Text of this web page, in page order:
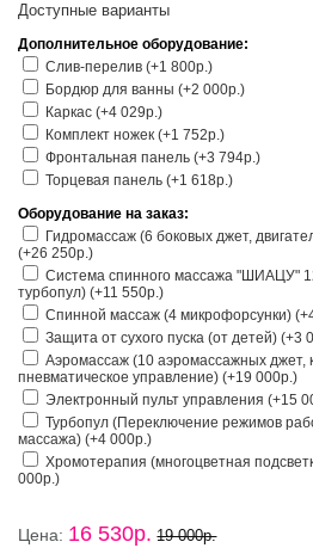
Доступные варианты
Дополнительное оборудование:
Слив-перелив (+1 800р.)
Бордюр для ванны (+2 000р.)
Каркас (+4 029р.)
Комплект ножек (+1 752р.)
Фронтальная панель (+3 794р.)
Торцевая панель (+1 618р.)
Оборудование на заказ:
Гидромассаж (6 боковых джет,
(+26 250р.)
Система спинного массажа "ШИАЦУ"
турбопул) (+11 550р.)
Спинной массаж (4 микрофорсунки)
Защита от сухого пуска (от детей) (+3
Аэромассаж (10 аэромассажных джет,
пневматическое управление) (+19 000р.)
Электронный пульт управления (+15
Турбопул (Переключение режимов
массажа) (+4 000р.)
Хромотерапия (многоцветная
000р.)
Цена: 16 530р. 19 000р.